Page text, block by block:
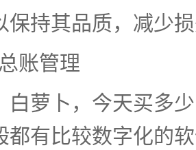
保持其品质，减少
管理
萝卜，今天买多少
都有比较数字化的